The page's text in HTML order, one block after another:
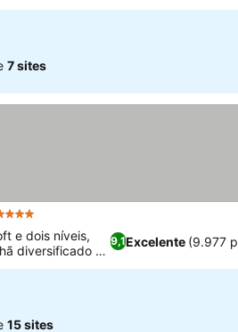
7 sites
Estrelas
9,1Excelente (9.977
e dois níveis,
diversificado e
15 sites